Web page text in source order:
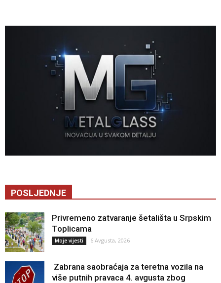
POSLJEDNJE
Privremeno zatvaranje šetališta u Srpskim
Toplicama
Moje vijesti 6 Avgusta, 2026
Zabrana saobraćaja za teretna vozila na
više putnih pravaca 4. avgusta zbog